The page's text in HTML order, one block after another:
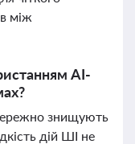
між
AI-
знищують
дій ШІ не